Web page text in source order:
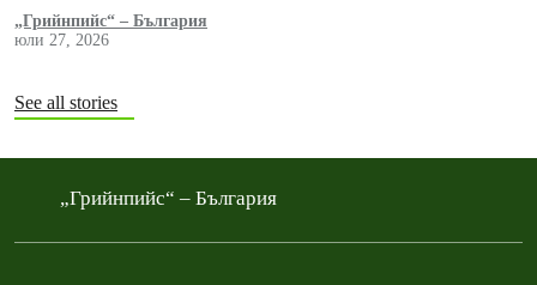
„Грийнпийс“ – България
юли 27, 2026
See all stories
„Грийнпийс“ – България